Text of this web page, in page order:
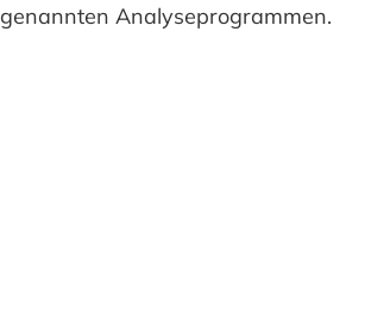
Analyseprogrammen.